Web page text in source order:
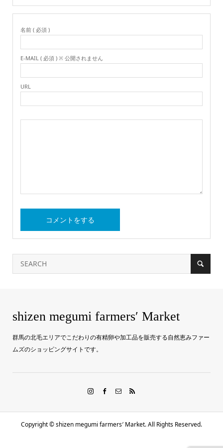
名前 ( 必須 )
E-MAIL ( 必須 ) ※ 公開されません
URL
shizen megumi farmers′ Market
群馬の北毛エリアでこだわりの有精卵や加工品を販売する自然恵みファー
ムズのショッピングサイトです。
Copyright ©shizen megumi farmers′ Market. All Rights Reserved.